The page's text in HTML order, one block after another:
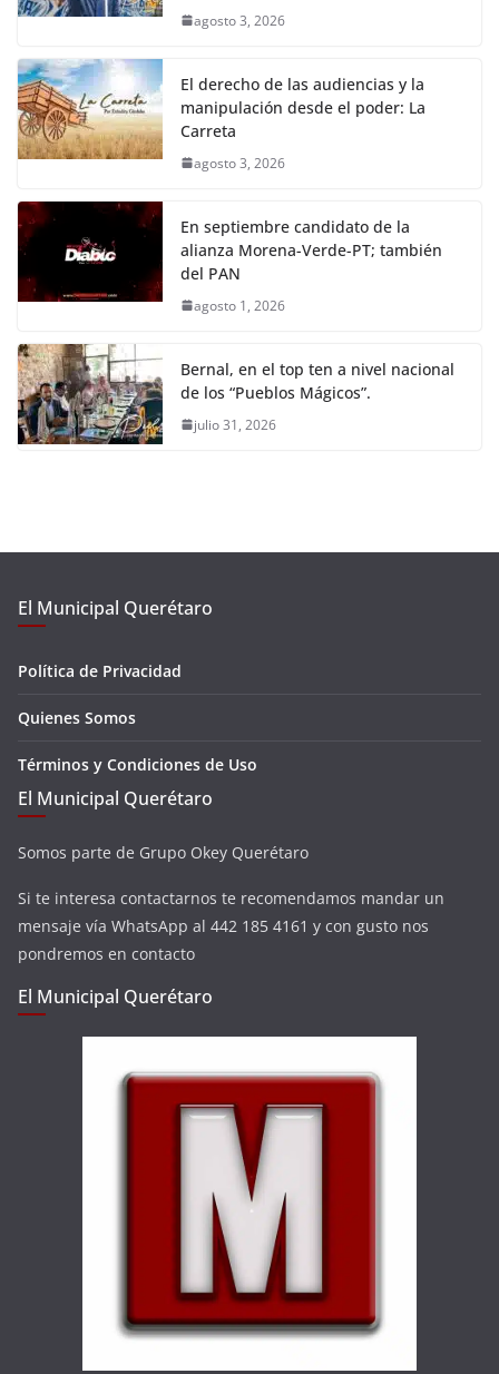
agosto 3, 2026
El derecho de las audiencias y la
manipulación desde el poder: La
Carreta
agosto 3, 2026
En septiembre candidato de la
alianza Morena-Verde-PT; también
del PAN
agosto 1, 2026
Bernal, en el top ten a nivel nacional
de los “Pueblos Mágicos”.
julio 31, 2026
El Municipal Querétaro
Política de Privacidad
Quienes Somos
Términos y Condiciones de Uso
El Municipal Querétaro
Somos parte de Grupo Okey Querétaro
Si te interesa contactarnos te recomendamos mandar un
mensaje vía WhatsApp al 442 185 4161 y con gusto nos
pondremos en contacto
El Municipal Querétaro